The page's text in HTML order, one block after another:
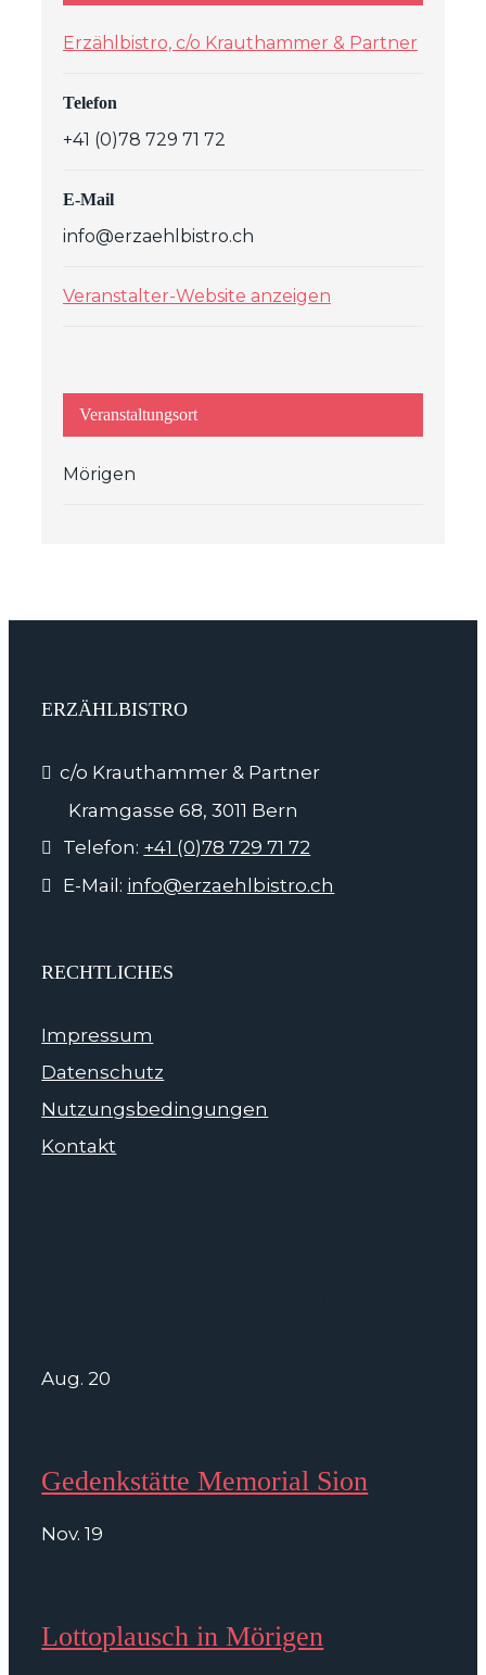
Erzählbistro, c/o Krauthammer & Partner
Telefon
+41 (0)78 729 71 72
E-Mail
info@erzaehlbistro.ch
Veranstalter-Website anzeigen
Veranstaltungsort
Mörigen
ERZÄHLBISTRO
c/o Krauthammer & Partner
Kramgasse 68, 3011 Bern
Telefon: +41 (0)78 729 71 72
E-Mail: info@erzaehlbistro.ch
RECHTLICHES
Impressum
Datenschutz
Nutzungsbedingungen
Kontakt
Aug. 20
Gedenkstätte Memorial Sion
Nov.19
Lottoplausch in Mörigen